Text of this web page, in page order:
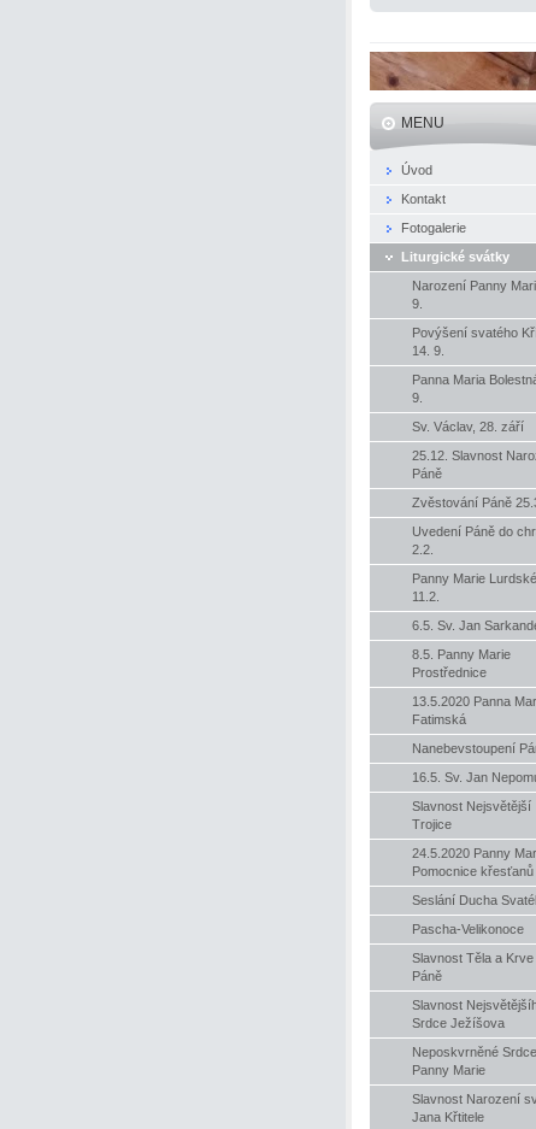
MENU
Úvod
Kontakt
Fotogalerie
Liturgické svátky
Narození Panny
9.
Povýšení svatého
14. 9.
Panna Maria
9.
Sv. Václav, 28. září
25.12. Slavnost
Páně
Zvěstování Páně
Uvedení Páně do
2.2.
Panny Marie Lurdské
11.2.
6.5. Sv. Jan
8.5. Panny Marie
Prostřednice
13.5.2020 Panna
Fatimská
Nanebevstoupení
16.5. Sv. Jan
Slavnost Nejsvětější
Trojice
24.5.2020 Panny
Pomocnice křesťanů
Seslání Ducha
Pascha-Velikonoce
Slavnost Těla a Krve
Páně
Slavnost
Srdce Ježíšova
Neposkvrněné Srdce
Panny Marie
Slavnost Narození
Jana Křtitele